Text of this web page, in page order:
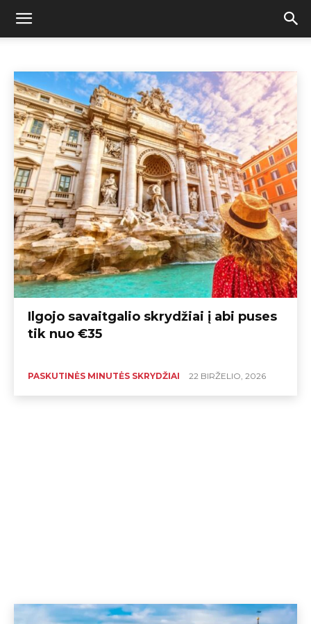
SKRYDŽIAI Į TALINĄ
Ilgojo savaitgalio skrydžiai į abi puses
tik nuo €35
PASKUTINĖS MINUTĖS SKRYDŽIAI 22 BIRŽELIO, 2026